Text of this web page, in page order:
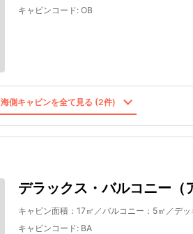
キャビンコード: OB
海側キャビンを全て見る (2件)
デラックス・バルコニー（
キャビン面積：17㎡／バルコニー：5㎡／デ
キャビンコード: BA